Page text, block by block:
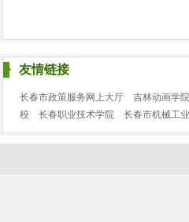
友情链接
长春市政策服务网上大厅 吉林动画学院
校
长春职业技术学院 长春市机械工